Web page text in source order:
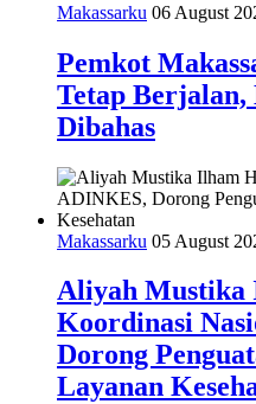
Makassarku 06 August
Pemkot
Tetap Berjalan,
Dibahas
Makassarku 05 August
Aliyah
Koordinasi
Dorong
Layanan